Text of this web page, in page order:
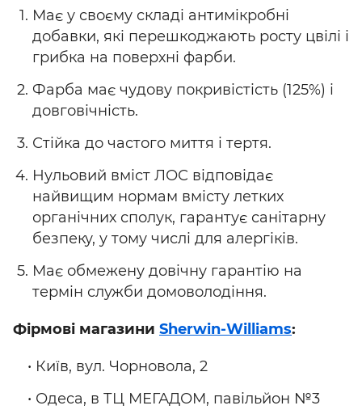
Має у своєму складі антимікробні
добавки, які перешкоджають росту цвілі і
грибка на поверхні фарби.
Фарба має чудову покривістість (125%) і
довговічність.
Стійка до частого миття і тертя.
Нульовий вміст ЛОС відповідає
найвищим нормам вмісту летких
органічних сполук, гарантує санітарну
безпеку, у тому числі для алергіків.
Має обмежену довічну гарантію на
термін служби домоволодіння.
Фірмові магазини Sherwin-Williams:
• Київ, вул. Чорновола, 2
• Одеса, в ТЦ МЕГАДОМ, павільйон №3